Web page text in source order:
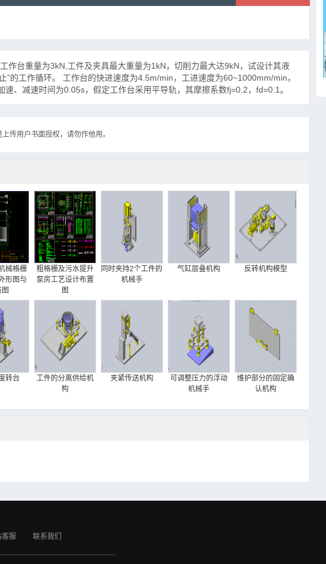
第1页/ 共计22页，预览前20页
作台重量为3kN,工件及夹具最大重量为1kN，切削力最大达9kN，试设计其液
工作循环。 工作台的快进速度为4.5m/min，工进速度为60~1000mm/min，
、减速时间为0.05s，假定工作台采用平导轨，其摩擦系数fj=0.2，fd=0.1。
传用户书面授权，请勿作他用。
械格栅
形图与
粗格栅及污水提升
泵房工艺设计布置
图
同时夹持2个工件的
机械手
气缸层叠机构 反转机构模型
转台
工件的分离供给机
构
夹紧传送机构
可调整压力的浮动
机械手
维护部分的固定确
认机构
客服 联系我们